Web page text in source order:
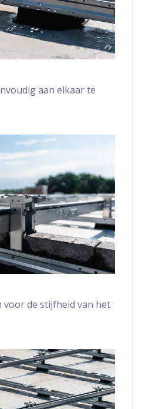
aan elkaar te
de stijfheid van het